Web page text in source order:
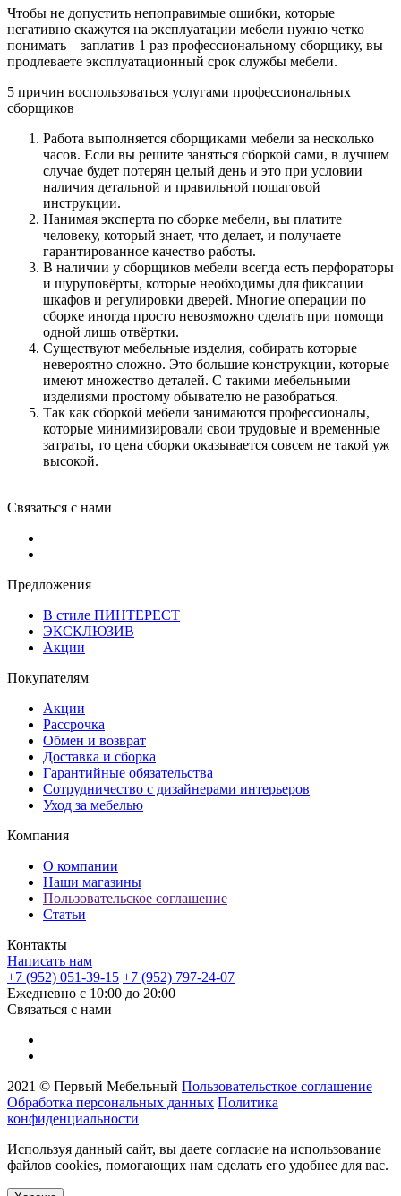
Чтобы не допустить непоправимые ошибки, которые
негативно скажутся на эксплуатации мебели нужно четко
понимать – заплатив 1 раз профессиональному сборщику, вы
продлеваете эксплуатационный срок службы мебели.
5 причин воспользоваться услугами профессиональных
сборщиков
Работа выполняется сборщиками мебели за несколько
часов. Если вы решите заняться сборкой сами, в лучшем
случае будет потерян целый день и это при условии
наличия детальной и правильной пошаговой
инструкции.
Нанимая эксперта по сборке мебели, вы платите
человеку, который знает, что делает, и получаете
гарантированное качество работы.
В наличии у сборщиков мебели всегда есть перфораторы
и шуруповёрты, которые необходимы для фиксации
шкафов и регулировки дверей. Многие операции по
сборке иногда просто невозможно сделать при помощи
одной лишь отвёртки.
Существуют мебельные изделия, собирать которые
невероятно сложно. Это большие конструкции, которые
имеют множество деталей. С такими мебельными
изделиями простому обывателю не разобраться.
Так как сборкой мебели занимаются профессионалы,
которые минимизировали свои трудовые и временные
затраты, то цена сборки оказывается совсем не такой уж
высокой.
Связаться с нами
Предложения
В стиле ПИНТЕРЕСТ
ЭКСКЛЮЗИВ
Акции
Покупателям
Акции
Рассрочка
Обмен и возврат
Доставка и сборка
Гарантийные обязательства
Сотрудничество с дизайнерами интерьеров
Уход за мебелью
Компания
О компании
Наши магазины
Пользовательское соглашение
Статьи
Контакты
Написать нам
+7 (952) 051-39-15 +7 (952) 797-24-07
Ежедневно с 10:00 до 20:00
Связаться с нами
2021 © Первый Мебельный Пользовательсткое соглашение
Обработка персональных данных Политика
конфиденциальности
Используя данный сайт, вы даете согласие на использование
файлов cookies, помогающих нам сделать его удобнее для вас.